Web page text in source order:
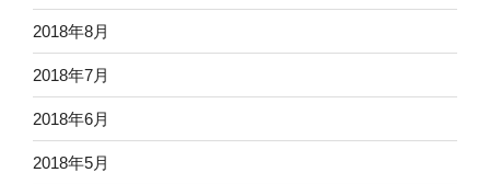
2018年8月
2018年7月
2018年6月
2018年5月